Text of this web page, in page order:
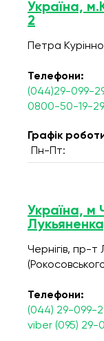
Україна,
2
Петра
Телефони:
(044)29-099-
0800-50-19-29
Графік
Пн-Пт:
Україна, м
Чернігів, пр-
Телефони:
(044) 29-099-
viber (095) 29-